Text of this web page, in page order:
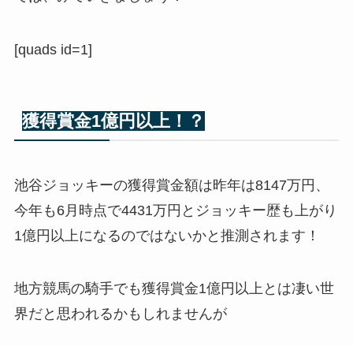
[quads id=1]
獲得賞金1億円以上！？
池谷ジョッキーの獲得賞金額は昨年は8147万円、
今年も6月時点で4431万円とジョッキー歴も上がり
1億円以上になるのではないかと推測されます！
地方競馬の騎手でも獲得賞金1億円以上とは凄い世
界だと思われるかもしれませんが